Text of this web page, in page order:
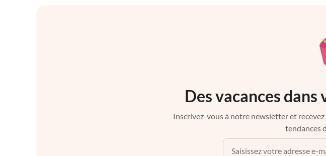
Des vacances
Inscrivez-vous à notre newsletter et
tendances